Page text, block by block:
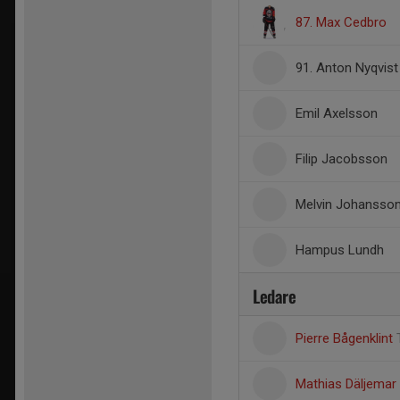
87. Max Cedbro
91. Anton Nyqvist
Emil Axelsson
Filip Jacobsson
Melvin
Hampus Lundh
Ledare
Pierre Bågenklint
Mathias Däljemar